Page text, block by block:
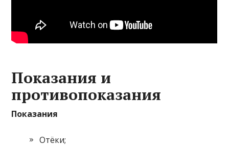
Показания и
противопоказания
Показания
Отёки;